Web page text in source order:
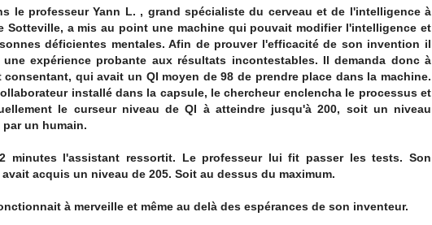
le professeur Yann L. , grand spécialiste du cerveau et de l'intelligence à
Sotteville, a mis au point une machine qui pouvait modifier l'intelligence et
déficientes mentales. Afin de prouver l'efficacité de son invention il
une expérience probante aux résultats incontestables. Il demanda donc à
qui avait un QI moyen de 98 de prendre place dans la machine.
installé dans la capsule, le chercheur enclencha le processus et
le curseur niveau de QI à atteindre jusqu'à 200, soit un niveau
un humain.
minutes l'assistant ressortit. Le professeur lui fit passer les tests. Son
acquis un niveau de 205. Soit au dessus du maximum.
à merveille et même au delà des espérances de son inventeur.